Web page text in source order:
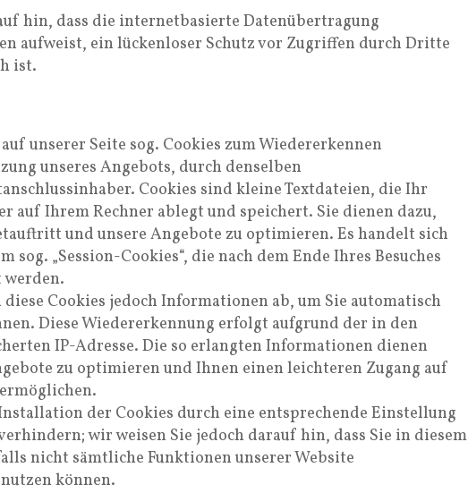
hin, dass die internetbasierte Datenübertragung
aufweist, ein lückenloser Schutz vor Zugriffen durch Dritte
ist.
unserer Seite sog. Cookies zum Wiedererkennen
unseres Angebots, durch denselben
Cookies sind kleine Textdateien, die Ihr
auf Ihrem Rechner ablegt und speichert. Sie dienen dazu,
und unsere Angebote zu optimieren. Es handelt sich
sog. „Session-Cookies“, die nach dem Ende Ihres Besuches
diese Cookies jedoch Informationen ab, um Sie automatisch
Diese Wiedererkennung erfolgt aufgrund der in den
IP-Adresse. Die so erlangten Informationen dienen
zu optimieren und Ihnen einen leichteren Zugang auf
der Cookies durch eine entsprechende Einstellung
wir weisen Sie jedoch darauf hin, dass Sie in diesem
nicht sämtliche Funktionen unserer Website
können.